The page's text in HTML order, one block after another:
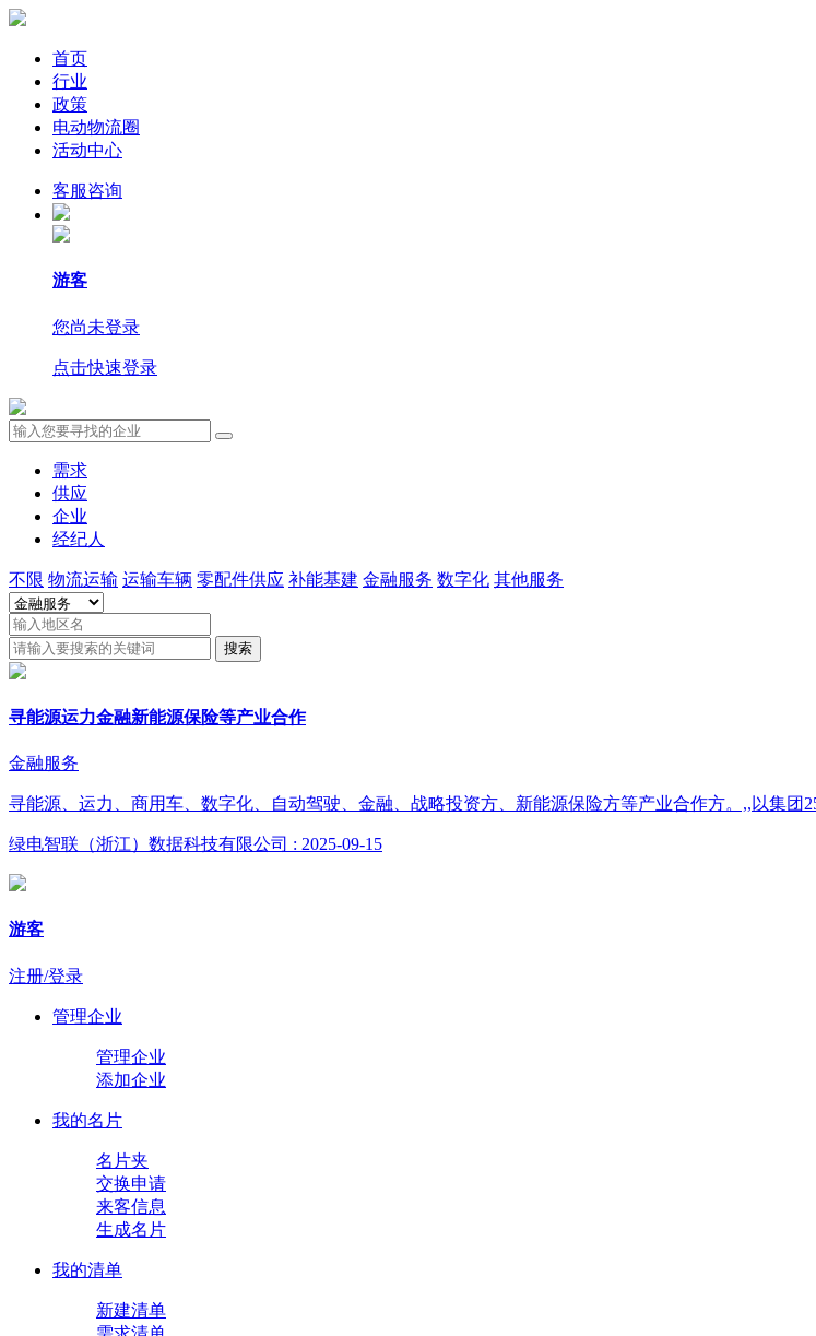
首页
行业
政策
电动物流圈
活动中心
客服咨询
游客
您尚未登录
点击快速登录
需求
供应
企业
经纪人
不限 物流运输 运输车辆 零配件供应 补能基建 金融服务 数字化 其他服务
搜索
寻能源运力金融新能源保险等产业合作
金融服务
寻能源、运力、商用车、数字化、自动驾驶、金融、战略投资方、新能源保险方等产业合作方。,,以集团
绿电智联（浙江）数据科技有限公司 : 2025-09-15
游客
注册/登录
管理企业
管理企业
添加企业
我的名片
名片夹
交换申请
来客信息
生成名片
我的清单
新建清单